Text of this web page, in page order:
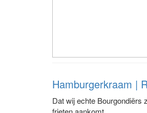
Hamburgerkraam |
Dat wij echte Bourgondiërs